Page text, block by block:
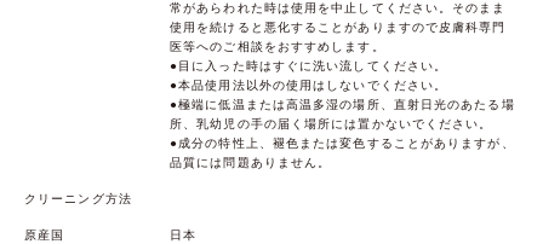
常があらわれた時は使用を中止してください。そのまま
使用を続けると悪化することがありますので皮膚科専門
医等へのご相談をおすすめします。
●目に入った時はすぐに洗い流してください。
●本品使用法以外の使用はしないでください。
●極端に低温または高温多湿の場所、直射日光のあたる場
所、乳幼児の手の届く場所には置かないでください。
●成分の特性上、褪色または変色することがありますが、
品質には問題ありません。
クリーニング方法
原産国
日本